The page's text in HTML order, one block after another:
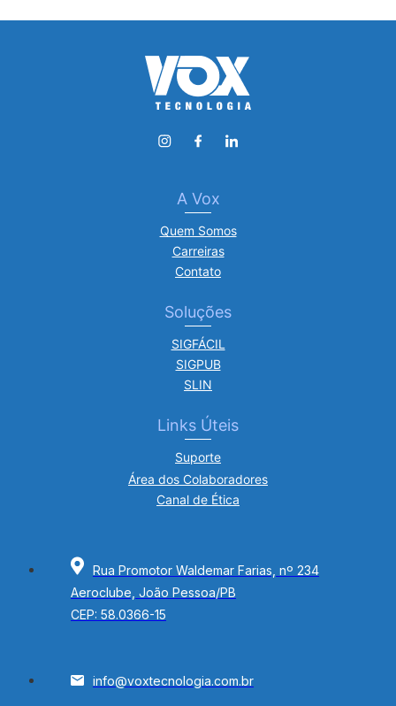
A Vox
Quem Somos
Carreiras
Contato
Soluções
SIGFÁCIL
SIGPUB
SLIN
Links Úteis
Suporte
Área dos Colaboradores
Canal de Ética
Rua Promotor Waldemar Farias, nº 234
Aeroclube, João Pessoa/PB
CEP: 58.0366-15
info@voxtecnologia.com.br